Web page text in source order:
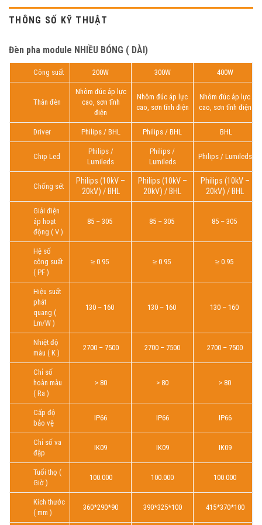
THÔNG SỐ KỸ THUẬT
Đèn pha module NHIỀU BÓNG ( DÀI)
Công suất 200W 300W 400W
Thân đèn
Nhôm đúc áp lực
cao, sơn tĩnh
điện
Nhôm đúc áp lực
cao, sơn tĩnh điện
Nhôm đúc áp lực
cao, sơn tĩnh điện
Driver Philips / BHL Philips / BHL BHL
Chip Led
Philips /
Lumileds
Philips /
Lumileds
Philips / Lumileds
Chống sét
Philips (10kV –
20kV) / BHL
Philips (10kV –
20kV) / BHL
Philips (10kV –
20kV) / BHL
Giải điện
áp hoạt
động ( V )
85 – 305 85 – 305 85 – 305
Hệ số
công suất
( PF )
≥ 0.95 ≥ 0.95 ≥ 0.95
Hiệu suất
phát
quang (
Lm/W )
130 – 160 130 – 160 130 – 160
Nhiệt độ
màu ( K )
2700 – 7500 2700 – 7500 2700 – 7500
Chỉ số
hoàn màu
( Ra )
> 80 > 80 > 80
Cấp độ
bảo vệ
IP66 IP66 IP66
Chỉ số va
đập
IK09 IK09 IK09
Tuổi thọ (
Giờ )
100.000 100.000 100.000
Kích thước
( mm )
360*290*90 390*325*100 415*370*100